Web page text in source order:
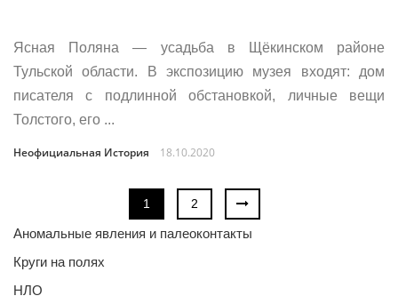
Ясная Поляна — усадьба в Щёкинском районе
Тульской области. В экспозицию музея входят: дом
писателя с подлинной обстановкой, личные вещи
Толстого, его ...
Неофициальная История 18.10.2020
1 2
Аномальные явления и палеоконтакты
Круги на полях
НЛО